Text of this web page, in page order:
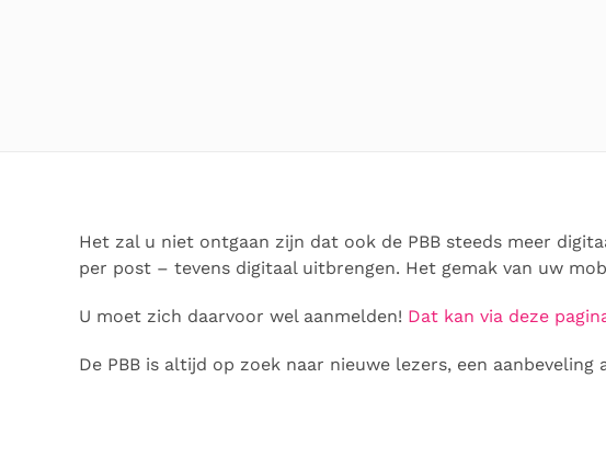
Het zal u niet ontgaan zijn dat ook de PBB steeds meer
per post – tevens digitaal uitbrengen. Het gemak van uw
U moet zich daarvoor wel aanmelden! Dat kan via deze
De PBB is altijd op zoek naar nieuwe lezers, een